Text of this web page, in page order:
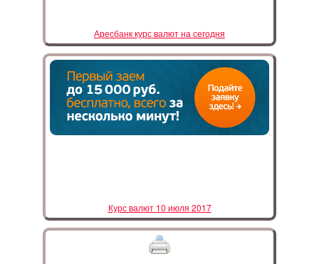
Аресбанк курс валют на сегодня
Курс валют 10 июля 2017